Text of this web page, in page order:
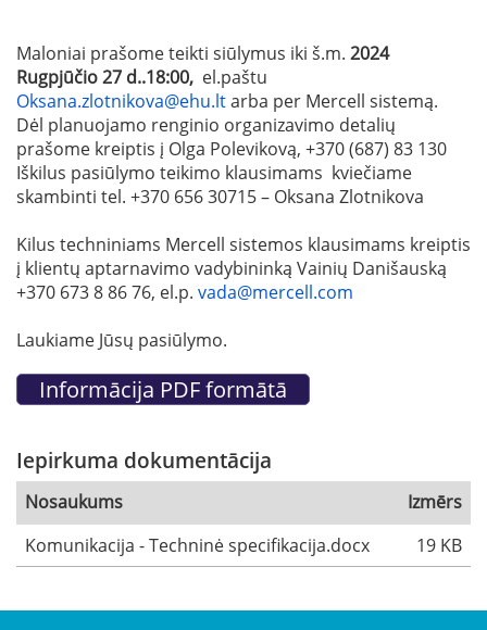
Maloniai prašome teikti siūlymus iki š.m. 2024
Rugpjūčio 27 d..18:00, el.paštu
Oksana.zlotnikova@ehu.ltarba per Mercell sistemą.
Dėl planuojamo renginio organizavimo detalių
prašome kreiptis į Olga Polevikovą, +370 (687) 83 130
Iškilus pasiūlymo teikimo klausimams kviečiame
skambinti tel. +370 656 30715 – Oksana Zlotnikova
Kilus techniniams Mercell sistemos klausimams kreiptis
į klientų aptarnavimo vadybininką Vainių Danišauską
+370 673 8 86 76, el.p. vada@mercell.com
Laukiame Jūsų pasiūlymo.
Iepirkuma dokumentācija
Nosaukums
Izmērs
Komunikacija - Techninė specifikacija.docx
19 KB